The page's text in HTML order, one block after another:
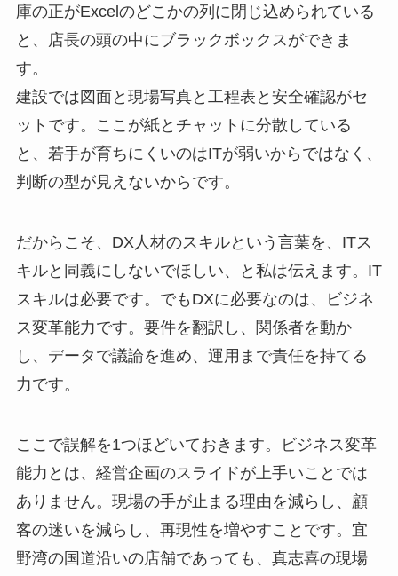
庫の正がExcelのどこかの列に閉じ込められている
と、店長の頭の中にブラックボックスができま
す。
建設では図面と現場写真と工程表と安全確認がセ
ットです。ここが紙とチャットに分散している
と、若手が育ちにくいのはITが弱いからではなく、
判断の型が見えないからです。
だからこそ、DX人材のスキルという言葉を、ITス
キルと同義にしないでほしい、と私は伝えます。IT
スキルは必要です。でもDXに必要なのは、ビジネ
ス変革能力です。要件を翻訳し、関係者を動か
し、データで議論を進め、運用まで責任を持てる
力です。
ここで誤解を1つほどいておきます。ビジネス変革
能力とは、経営企画のスライドが上手いことでは
ありません。現場の手が止まる理由を減らし、顧
客の迷いを減らし、再現性を増やすことです。宜
野湾の国道沿いの店舗であっても、真志喜の現場